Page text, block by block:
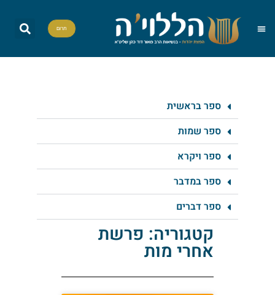
תרום
ספר בראשית
ספר שמות
ספר ויקרא
ספר במדבר
ספר דברים
קטגוריה: פרשת
אחרי מות